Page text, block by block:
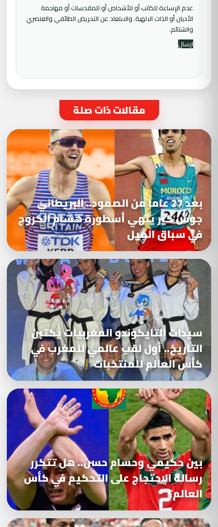
عدم الإساءة للكاتب أو للأشخاص أو للمقدسات أو مهاجمة
الأديان أو الذات الالهية. والابتعاد عن التحريض الطائفي والعنصري
والشتائم.
مقالات ذات صلة
بعد 27 عاما من الصمود.. البريطاني
جوش كير ينهي أسطورة هشام الكروج
في سباق الميل
سيدات التايكوندو المغربيات يكتبن
التاريخ.. أول لقب عالمي للمغرب في
كأس العالم للمنتخبات
بين حكيمي وحسام حسن.. هل تتكرر
رسالة الاحتجاج على التحكيم في كأس
العالم؟